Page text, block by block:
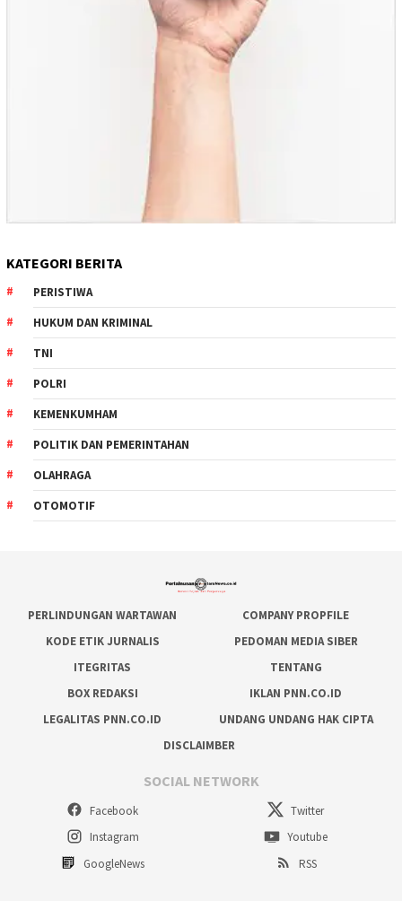
KATEGORI BERITA
PERISTIWA
HUKUM DAN KRIMINAL
TNI
POLRI
KEMENKUMHAM
POLITIK DAN PEMERINTAHAN
OLAHRAGA
OTOMOTIF
PERLINDUNGAN WARTAWAN
COMPANY PROPFILE
KODE ETIK JURNALIS
PEDOMAN MEDIA SIBER
ITEGRITAS
TENTANG
BOX REDAKSI
IKLAN PNN.CO.ID
LEGALITAS PNN.CO.ID
UNDANG UNDANG HAK CIPTA
DISCLAIMBER
SOCIAL NETWORK
Facebook
Twitter
Instagram
Youtube
GoogleNews
RSS